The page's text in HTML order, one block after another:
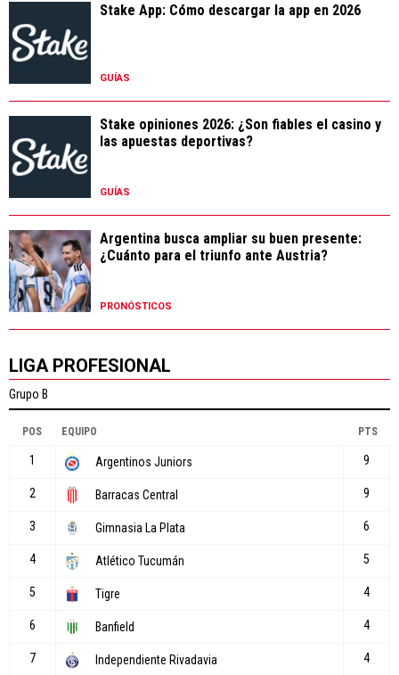
Stake App: Cómo descargar la app en 2026
GUÍAS
Stake opiniones 2026: ¿Son fiables el casino y
las apuestas deportivas?
GUÍAS
Argentina busca ampliar su buen presente:
¿Cuánto para el triunfo ante Austria?
PRONÓSTICOS
LIGA PROFESIONAL